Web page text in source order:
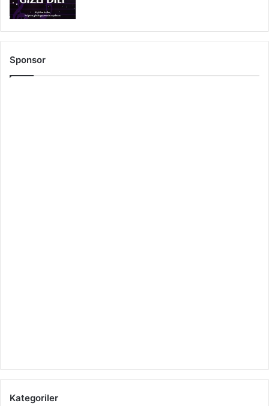
Sponsor
Kategoriler